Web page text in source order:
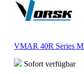
VMAR 40R Series
Sofort verfügbar